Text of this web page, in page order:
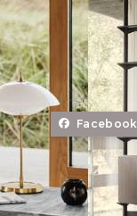
Facebook